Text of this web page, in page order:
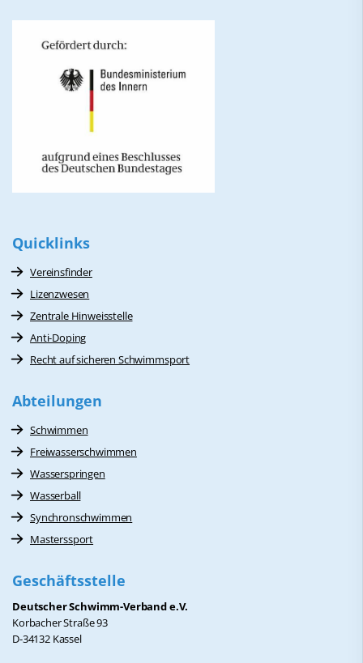
Quicklinks
Vereinsfinder
Lizenzwesen
Zentrale Hinweisstelle
Anti-Doping
Recht auf sicheren Schwimmsport
Abteilungen
Schwimmen
Freiwasserschwimmen
Wasserspringen
Wasserball
Synchronschwimmen
Masterssport
Geschäftsstelle
Deutscher Schwimm-Verband e.V.
Korbacher Straße 93
D-34132 Kassel